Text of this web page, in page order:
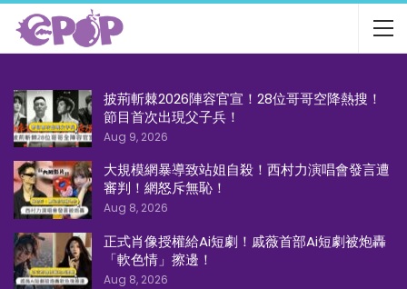
披荊斬棘2026陣容官宣！28位哥哥空降熱搜！
節目首次出現父子兵！
Aug 9, 2026
大規模網暴導致站姐自殺！西村力演唱會發言遭
審判！網怒斥無恥！
Aug 8, 2026
正式肖像授權給Ai短劇！戚薇首部Ai短劇被炮轟
「軟色情」擦邊！
Aug 8, 2026